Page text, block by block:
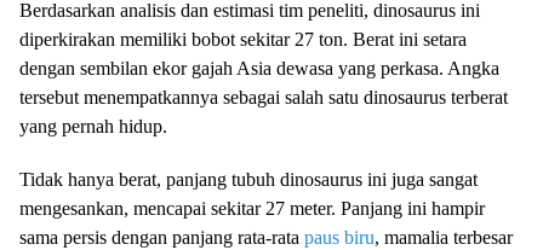
Berdasarkan analisis dan estimasi tim peneliti, dinosaurus ini
diperkirakan memiliki bobot sekitar 27 ton. Berat ini setara
dengan sembilan ekor gajah Asia dewasa yang perkasa. Angka
tersebut menempatkannya sebagai salah satu dinosaurus terberat
yang pernah hidup.
Tidak hanya berat, panjang tubuh dinosaurus ini juga sangat
mengesankan, mencapai sekitar 27 meter. Panjang ini hampir
sama persis dengan panjang rata-rata paus biru, mamalia terbesar